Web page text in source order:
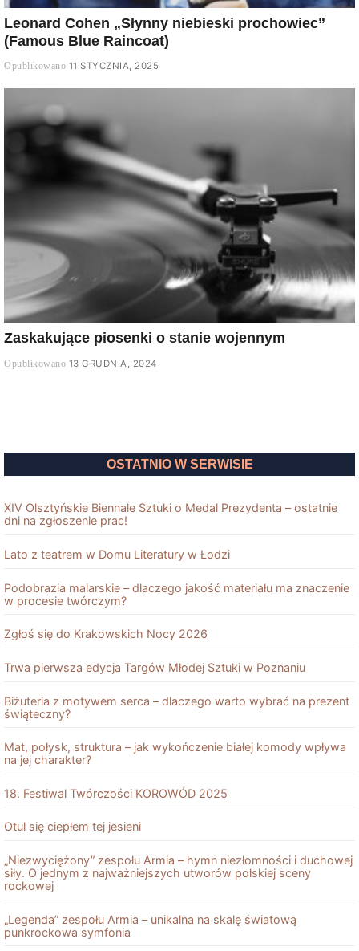
Leonard Cohen „Słynny niebieski prochowiec”
(Famous Blue Raincoat)
11 STYCZNIA, 2025
Zaskakujące piosenki o stanie wojennym
13 GRUDNIA, 2024
OSTATNIO W SERWISIE
XIV Olsztyńskie Biennale Sztuki o Medal Prezydenta – ostatnie
dni na zgłoszenie prac!
Lato z teatrem w Domu Literatury w Łodzi
Podobrazia malarskie – dlaczego jakość materiału ma znaczenie
w procesie twórczym?
Zgłoś się do Krakowskich Nocy 2026
Trwa pierwsza edycja Targów Młodej Sztuki w Poznaniu
Biżuteria z motywem serca – dlaczego warto wybrać na prezent
świąteczny?
Mat, połysk, struktura – jak wykończenie białej komody wpływa
na jej charakter?
18. Festiwal Twórczości KOROWÓD 2025
Otul się ciepłem tej jesieni
„Niezwyciężony” zespołu Armia – hymn niezłomności i duchowej
siły. O jednym z najważniejszych utworów polskiej sceny
rockowej
„Legenda” zespołu Armia – unikalna na skalę światową
punkrockowa symfonia